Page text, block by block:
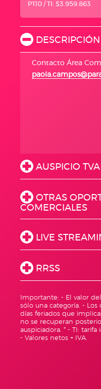
P110 / TI: $3.959.863
DESCRIPCIÓN
Contacto Área
AUSPICIO
OTRAS
COMERCIALES
LIVE
RRSS
Importante: - El valor
sólo una categoría. -
días feriados que
no se recuperan
auspiciadora. * - TI: tarifa
- Valores netos + IVA.